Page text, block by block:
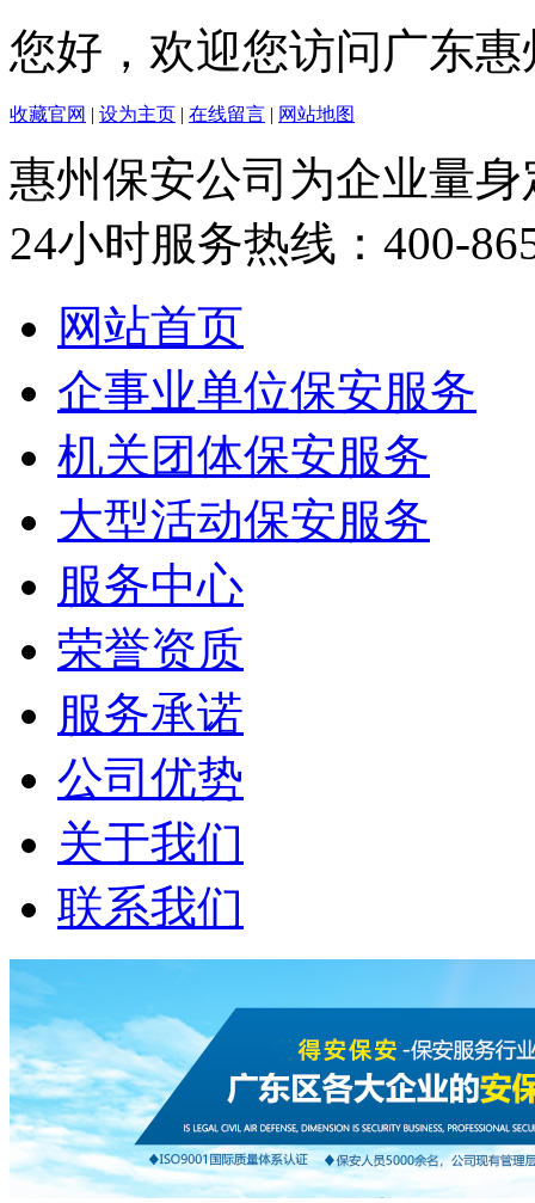
您好，欢迎您访问广东
收藏官网 | 设为主页 | 在线留言 | 网站地图
惠州保安公司 为企业量
24小时服务热线： 400-
网站首页
企事业单位保安服务
机关团体保安服务
大型活动保安服务
服务中心
荣誉资质
服务承诺
公司优势
关于我们
联系我们